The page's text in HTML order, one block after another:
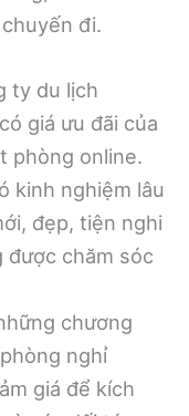
đi.
ty du lịch
giá ưu đãi của
phòng online.
kinh nghiệm lâu
đẹp, tiện nghi
được chăm sóc
chương
nghỉ
giá để kích